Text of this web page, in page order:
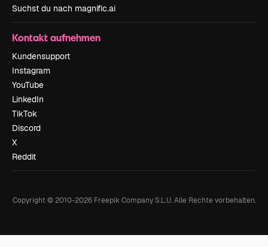
Suchst du nach magnific.ai
Kontakt aufnehmen
Kundensupport
Instagram
YouTube
LinkedIn
TikTok
Discord
X
Reddit
Copyright © 2010-2026Freepik Company S.L.U. Alle Rechte vorbehalten.